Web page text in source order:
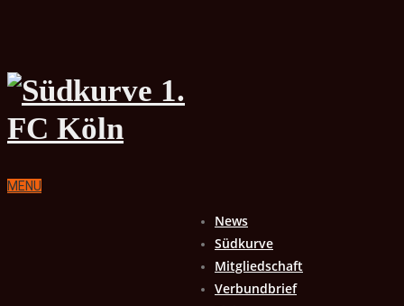
MENU
News
Südkurve
Mitgliedschaft
Verbundbrief